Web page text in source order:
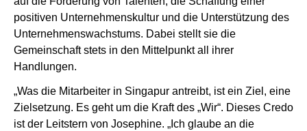
positiven Unternehmenskultur und die Unterstützung des
Unternehmenswachstums. Dabei stellt sie die
Gemeinschaft stets in den Mittelpunkt all ihrer
Handlungen.
„Was die Mitarbeiter in Singapur antreibt, ist ein Ziel, eine
Zielsetzung. Es geht um die Kraft des „Wir“. Dieses Credo
ist der Leitstern von Josephine. „Ich glaube an die